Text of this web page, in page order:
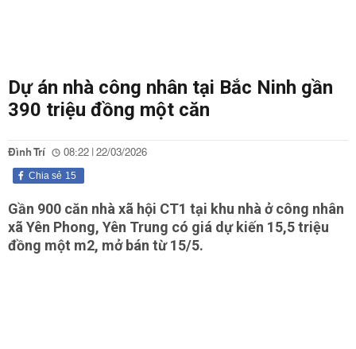
Dự án nhà công nhân tại Bắc Ninh gần
390 triệu đồng một căn
Đình Trí 08:22 | 22/03/2026
15
Chia sẻ
Gần 900 căn nhà xã hội CT1 tại khu nhà ở công nhân
xã Yên Phong, Yên Trung có giá dự kiến 15,5 triệu
đồng một m2, mở bán từ 15/5.